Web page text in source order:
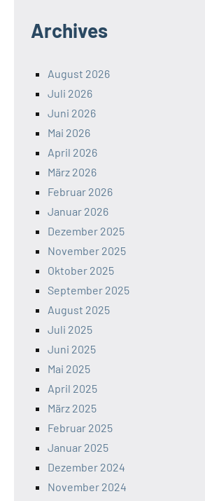
Archives
August 2026
Juli 2026
Juni 2026
Mai 2026
April 2026
März 2026
Februar 2026
Januar 2026
Dezember 2025
November 2025
Oktober 2025
September 2025
August 2025
Juli 2025
Juni 2025
Mai 2025
April 2025
März 2025
Februar 2025
Januar 2025
Dezember 2024
November 2024